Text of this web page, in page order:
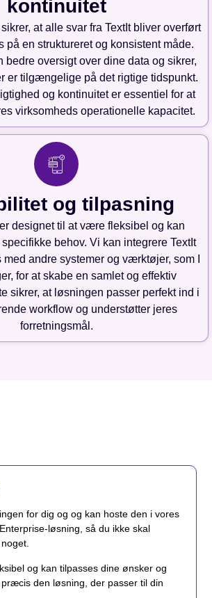
kontinuitet
at alle svar fra TextIt bliver overført
på en struktureret og konsistent måde.
bedre oversigt over dine data og sikrer,
er tilgængelige på det rigtige tidspunkt.
og kontinuitet er essentiel for at
virksomheds operationelle kapacitet.
og tilpasning
designet til at være fleksibel og kan
behov. Vi kan integrere TextIt
andre systemer og værktøjer, som I
for at skabe en samlet og effektiv
sikrer, at løsningen passer perfekt ind i
workflow og understøtter jeres
forretningsmål.
for dig og og kan hoste den i vores
løsning, så du ikke skal
og kan tilpasses dine ønsker og
den løsning, der passer til din